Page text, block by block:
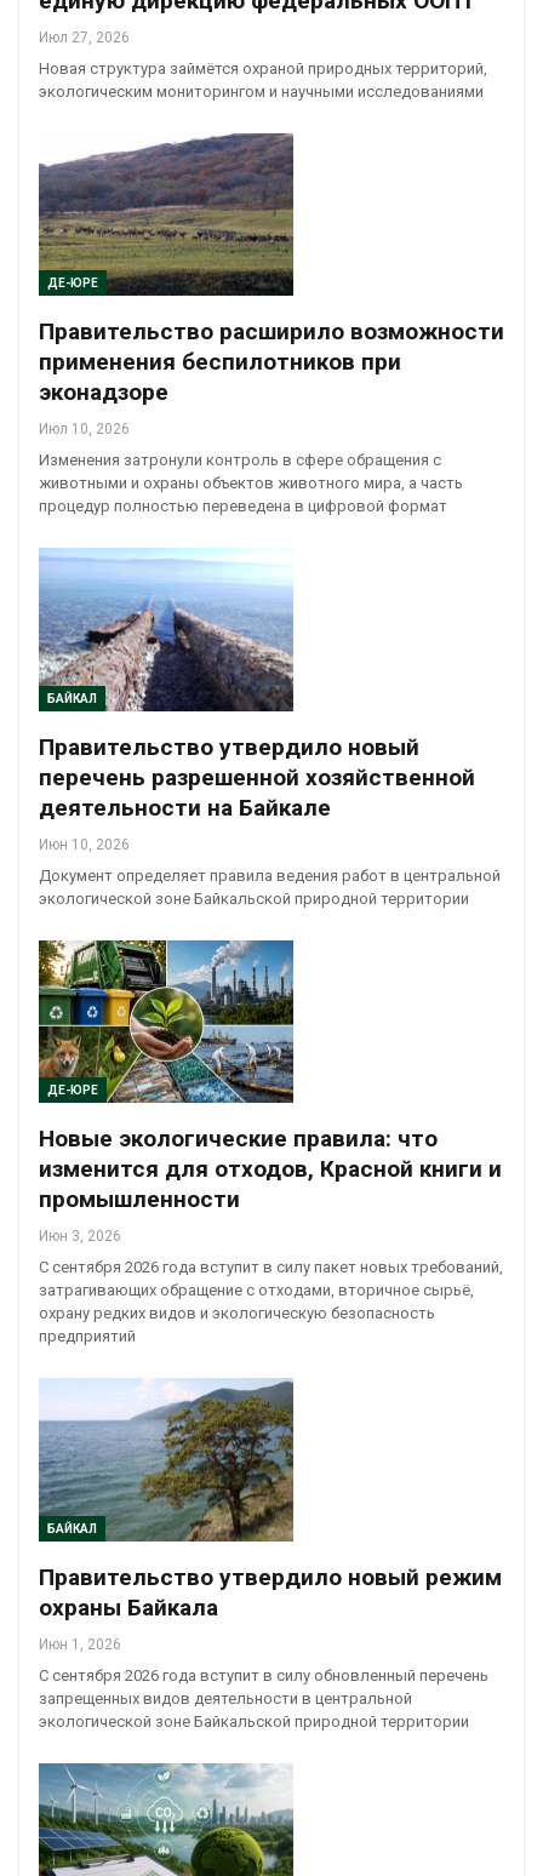
Июл 27, 2026
Новая структура займётся охраной природных территорий,
экологическим мониторингом и научными исследованиями
ДЕ-ЮРЕ
Правительство расширило возможности
применения беспилотников при
эконадзоре
Июл 10, 2026
Изменения затронули контроль в сфере обращения с
животными и охраны объектов животного мира, а часть
процедур полностью переведена в цифровой формат
БАЙКАЛ
Правительство утвердило новый
перечень разрешенной хозяйственной
деятельности на Байкале
Июн 10, 2026
Документ определяет правила ведения работ в центральной
экологической зоне Байкальской природной территории
ДЕ-ЮРЕ
Новые экологические правила: что
изменится для отходов, Красной книги и
промышленности
Июн 3, 2026
С сентября 2026 года вступит в силу пакет новых требований,
затрагивающих обращение с отходами, вторичное сырьё,
охрану редких видов и экологическую безопасность
предприятий
БАЙКАЛ
Правительство утвердило новый режим
охраны Байкала
Июн 1, 2026
С сентября 2026 года вступит в силу обновленный перечень
запрещенных видов деятельности в центральной
экологической зоне Байкальской природной территории